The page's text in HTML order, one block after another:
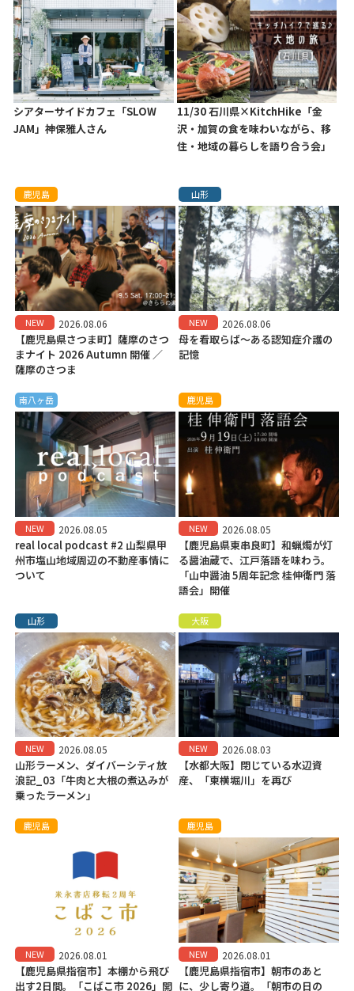
シアターサイドカフェ「SLOW
JAM」神保雅人さん
11/30 石川県×KitchHike「金
沢・加賀の食を味わいながら、移
住・地域の暮らしを語り合う会」
鹿児島
NEW 2026.08.06
【鹿児島県さつま町】薩摩のさつ
まナイト 2026 Autumn 開催 ／
薩摩のさつま
山形
NEW 2026.08.06
母を看取らば～ある認知症介護の
記憶
南八ヶ岳
NEW 2026.08.05
real local podcast #2 山梨県甲
州市塩山地域周辺の不動産事情に
ついて
鹿児島
NEW 2026.08.05
【鹿児島県東串良町】和蝋燭が灯
る醤油蔵で、江戸落語を味わう。
「山中醤油 5周年記念 桂伸衛門 落
語会」開催
山形
NEW 2026.08.05
山形ラーメン、ダイバーシティ放
浪記_03「牛肉と大根の煮込みが
乗ったラーメン」
大阪
NEW 2026.08.03
【水都大阪】閉じている水辺資
産、「東横堀川」を再び
鹿児島
NEW 2026.08.01
【鹿児島県指宿市】本棚から飛び
出す2日間。「こばこ市 2026」開
鹿児島
NEW 2026.08.01
【鹿児島県指宿市】朝市のあと
に、少し寄り道。「朝市の日の